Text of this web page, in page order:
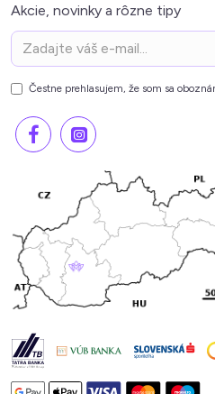
Akcie, novinky a rôzne tipy
Čestne prehlasujem, že som sa